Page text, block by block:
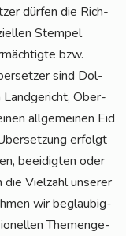
dür­fen die Rich­
Stem­pel
bzw.
sind Dol­
Land­ge­richt, Ober­
all­ge­mei­nen Eid
erfolgt
beei­dig­ten oder
die Viel­zahl unse­rer
wir beglau­big­
The­men­ge­